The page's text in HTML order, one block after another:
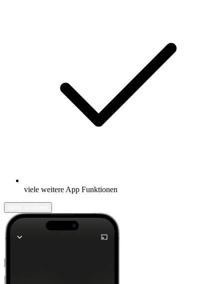
viele weitere App Funktionen